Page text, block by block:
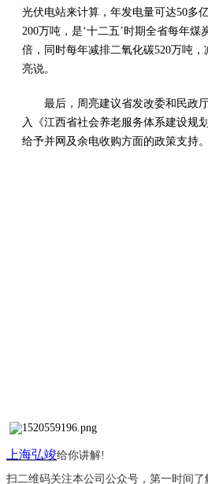
光伏电站来计算，年发电量可达50多
200万吨，是‘十二五’时期全省每年煤
倍，同时每年减排二氧化碳520万吨，
亮说。
最后，周亮建议省发改委和民政
入《江西省社会养老服务体系建设规
给予并网及余电收购方面的政策支持。
上海弘竣给你讲解!
扫二维码关注本公司公众号，第一时间了